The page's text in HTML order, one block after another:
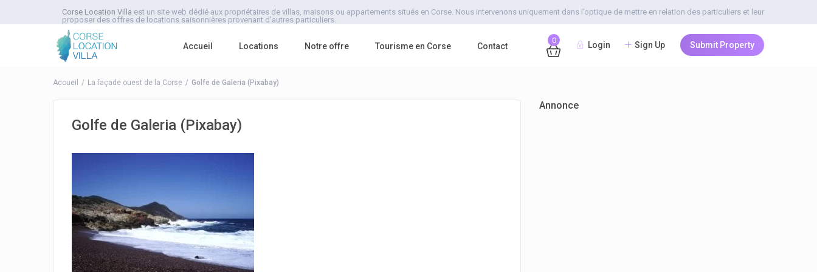
Corse Location Villa est un site web dédié aux propriétaires de villas, maisons ou appartements situés en Corse. Nous intervenons uniquement dans l’optique de mettre en relation des particuliers et leur
proposer des offres de locations saisonnières provenant d’autres particuliers.
0 Login Sign Up Submit Property
Accueil Locations Notre offre Tourisme en Corse Contact
Accueil La façade ouest de la Corse Golfe de Galeria (Pixabay)
Golfe de Galeria (Pixabay)
Annonce